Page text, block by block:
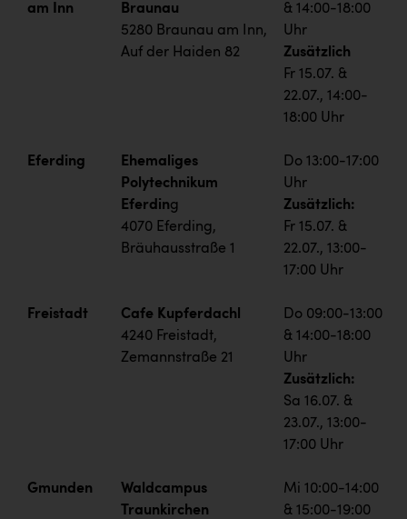
am Inn
Braunau
5280 Braunau am Inn,
Auf der Haiden 82
& 14:00-18:00
Uhr
Zusätzlich
Fr 15.07. &
22.07., 14:00-
18:00 Uhr
Eferding
Ehemaliges
Polytechnikum
Eferding
4070 Eferding,
Bräuhausstraße 1
Do 13:00-17:00
Uhr
Zusätzlich:
Fr 15.07. &
22.07., 13:00-
17:00 Uhr
Freistadt
Cafe Kupferdachl
4240 Freistadt,
Zemannstraße 21
Do 09:00-13:00
& 14:00-18:00
Uhr
Zusätzlich:
Sa 16.07. &
23.07., 13:00-
17:00 Uhr
Gmunden
Waldcampus
Traunkirchen
Mi 10:00-14:00
& 15:00-19:00